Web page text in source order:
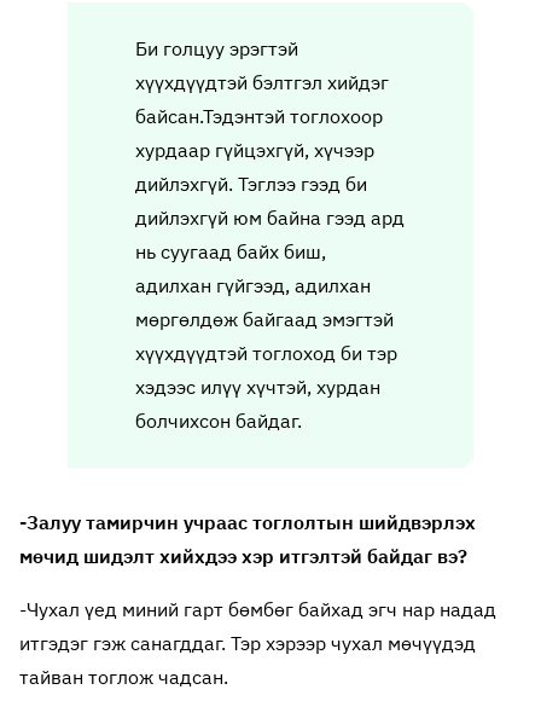
Би голцуу эрэгтэй
хүүхдүүдтэй бэлтгэл хийдэг
байсан.Тэдэнтэй тоглохоор
хурдаар гүйцэхгүй, хүчээр
дийлэхгүй. Тэглээ гээд би
дийлэхгүй юм байна гээд ард
нь суугаад байх биш,
адилхан гүйгээд, адилхан
мөргөлдөж байгаад эмэгтэй
хүүхдүүдтэй тоглоход би тэр
хэдээс илүү хүчтэй, хурдан
болчихсон байдаг.
-Залуу тамирчин учраас тоглолтын шийдвэрлэх
мөчид шидэлт хийхдээ хэр итгэлтэй байдаг вэ?
-Чухал үед миний гарт бөмбөг байхад эгч нар надад
итгэдэг гэж санагддаг. Тэр хэрээр чухал мөчүүдэд
тайван тоглож чадсан.